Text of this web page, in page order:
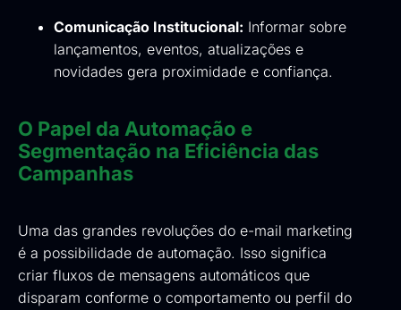
Comunicação Institucional: Informar sobre
lançamentos, eventos, atualizações e
novidades gera proximidade e confiança.
O Papel da Automação e
Segmentação na Eficiência das
Campanhas
Uma das grandes revoluções do e-mail marketing
é a possibilidade de automação. Isso significa
criar fluxos de mensagens automáticos que
disparam conforme o comportamento ou perfil do